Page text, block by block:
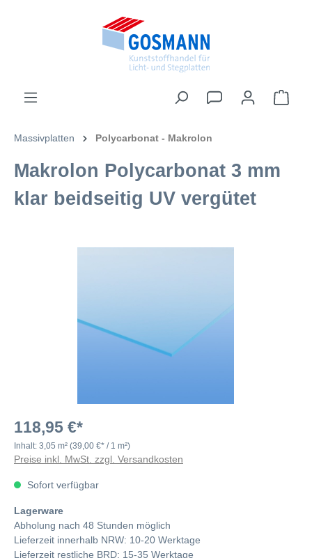
Massivplatten Polycarbonat - Makrolon
Makrolon Polycarbonat 3 mm
klar beidseitig UV vergütet
118,95 €*
Inhalt: 3,05 m² (39,00 €* / 1 m²)
Preise inkl. MwSt. zzgl. Versandkosten
Sofort verfügbar
Lagerware
Abholung nach 48 Stunden möglich
Lieferzeit innerhalb NRW: 10-20 Werktage
Lieferzeit restliche BRD: 15-35 Werktage